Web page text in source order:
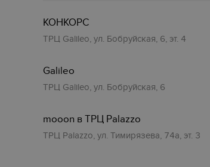
КОНКОРС
ТРЦ Galileo, ул. Бобруйская, 6, эт. 4
Galileo
ТРЦ Galileo, ул. Бобруйская, 6
mooon в ТРЦ Palazzo
ТРЦ Palazzo, ул. Тимирязева, 74а, эт. 3